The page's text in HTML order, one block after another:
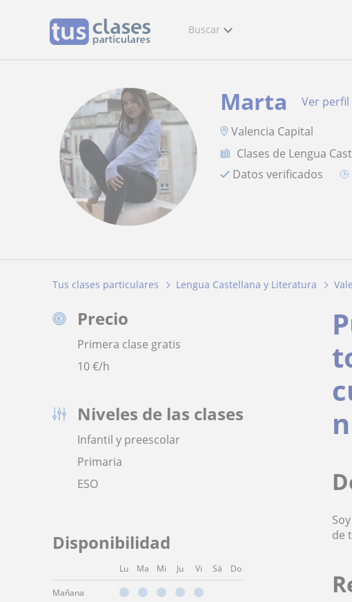
Buscar
Marta
Ver perfil
Valencia Capital
Clases de Lengua
Datos verificados
Tus clases particulares Lengua Castellana y Literatura
Precio
Primera clase gratis
10€/h
Niveles de las clases
Infantil y preescolar
Primaria
ESO
Disponibilidad
Lu Ma Mi Ju Vi Sá Do
Mañana
de